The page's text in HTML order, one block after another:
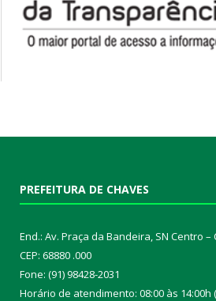
PREFEITURA DE CHAVES
End.: Av. Praça da Bandeira, SN Centro –
CEP: 68880 .000
Fone: (91) 98428-2031
Horário de atendimento: 08:00 às 14:00h